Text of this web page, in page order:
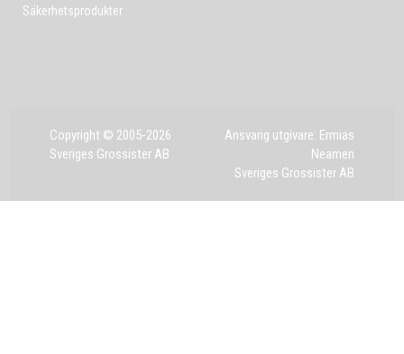
Säkerhetsprodukter
Copyright © 2005-2026
Sveriges Grossister AB
Ansvarig utgivare: Ermias
Neamen
Sveriges Grossister AB